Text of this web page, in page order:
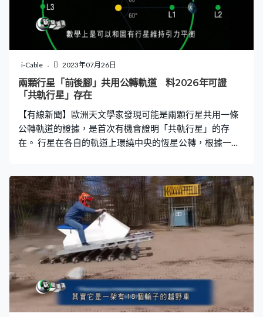
少，太陽光接近零阻隔。 如果計瞬間的最高值就更驚人，
2017年1月曾經有數分鐘因為遠方的雲反射額外陽光，日
照功率一度突破每平方米二千瓦，是平時的七倍，日照程
度甚至比得上金星表面。但換個角度看，這種極端條件也
是一個優勢，正因為亞他加馬沙漠雲量少，令這裡成為天
文望遠鏡的理想選址。
i-Cable 2023年07月26日
兩顆行星「前後腳」共用公轉軌道 料2026年可證
「共軌行星」存在
【有線新聞】歐洲天文學家發現可能是兩顆行星共用一條
公轉軌道的證據，是首次有機會證明「共軌行星」的存
在。 行星在各自的軌道上環繞中央的恆星公轉，根據一般
在二十年前已經有理論認為，如果第二顆行星出現於特定
位置，例如比固有行星領先60度，即是畫面中L4的位置，
數學上是可以和固有行星維持引力平衡，「前後腳」共用
同一條軌道公轉。 這個理論提出了二十年，終於有機會得
到驗證，於半人馬座方向，距離地球370光年，有一顆相
當年輕的恆星，外圍仍然留有一圈氣體及塵埃，正在形成
新的行星。至於較入的位置，早年已經確認至少一顆行
星，但歐洲南方天文台最新發現，這顆行星的附近還有一
團陰影，明顯處於同一公轉軌道，而且位置和理論預言的
穩定點吻合，能夠和現有行星共用軌道。 雖然暫時未知這